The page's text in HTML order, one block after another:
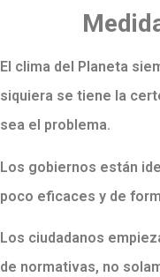
El clima del Planeta
siquiera se tiene la
sea el problema.
Los gobiernos están
poco eficaces y de
Los ciudadanos
de normativas, no